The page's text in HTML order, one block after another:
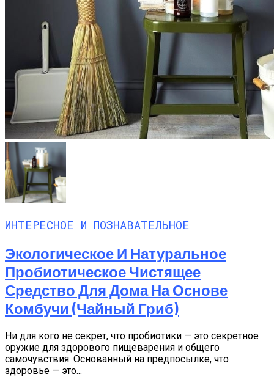
ИНТЕРЕСНОЕ И ПОЗНАВАТЕЛЬНОЕ
Экологическое И Натуральное
Пробиотическое Чистящее
Средство Для Дома На Основе
Комбучи (чайный Гриб)
Ни для кого не секрет, что пробиотики — это секретное
оружие для здорового пищеварения и общего
самочувствия. Основанный на предпосылке, что
здоровье — это...